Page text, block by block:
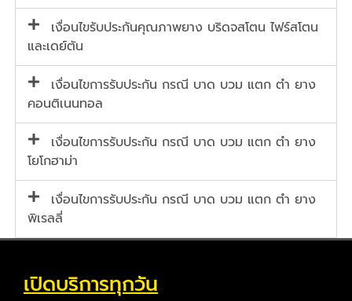
เงื่อนไขรับประกันคุณภาพยาง บริดจสโตน ไฟร์สโตน
และเดย์ตัน
เงื่อนไขการรับประกัน กรณี บาด บวม แตก ตำ ยาง
คอนติเนนทอล
เงื่อนไขการรับประกัน กรณี บาด บวม แตก ตำ ยาง
โยโกฮาม่า
เงื่อนไขการรับประกัน กรณี บาด บวม แตก ตำ ยาง
พิเรลลี่
เปิดบริการทุกวัน